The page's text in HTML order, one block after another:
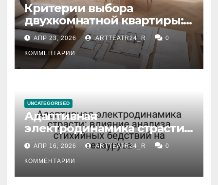
Критерии выбора
двухкомнатной квартиры:
планировка, площадь,
состояние и документация
АПР 23, 2026 ARTTEATR24_R 0
КОММЕНТАРИИ
UNCATEGORISED
Адаптивная
электродинамика страсти:
влияние анализа
стихийных бедствий на
тезауруса
АПР 16, 2026 ARTTEATR24_R 0
КОММЕНТАРИИ